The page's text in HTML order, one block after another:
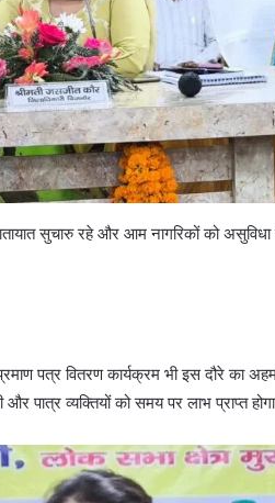
सुचारु रहे और आम नागरिकों को
पत्र वितरण कार्यक्रम भी इस दौरे का
पात्र व्यक्तियों को समय पर लाभ प्राप्त